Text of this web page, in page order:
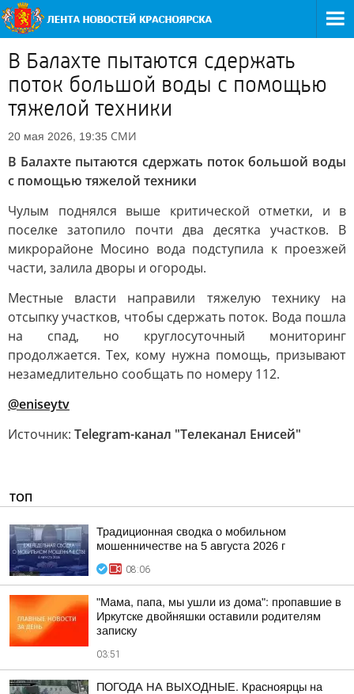
В Балахте пытаются сдержать
поток большой воды с помощью
тяжелой техники
20 мая 2026, 19:35 СМИ
В Балахте пытаются сдержать поток большой воды
с помощью тяжелой техники
Чулым поднялся выше критической отметки, и в
поселке затопило почти два десятка участков. В
микрорайоне Мосино вода подступила к проезжей
части, залила дворы и огороды.
Местные власти направили тяжелую технику на
отсыпку участков, чтобы сдержать поток. Вода пошла
на спад, но круглосуточный мониторинг
продолжается. Тех, кому нужна помощь, призывают
незамедлительно сообщать по номеру 112.
@eniseytv
Источник: Telegram-канал "Телеканал Енисей"
ТОП
Традиционная сводка о мобильном
мошенничестве на 5 августа 2026 г
08:06
"Мама, папа, мы ушли из дома": пропавшие в
Иркутске двойняшки оставили родителям
записку
03:51
ПОГОДА НА ВЫХОДНЫЕ. Красноярцы на